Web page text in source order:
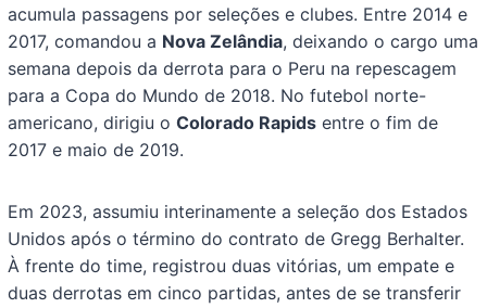
acumula passagens por seleções e clubes. Entre 2014 e
2017, comandou a Nova Zelândia, deixando o cargo uma
semana depois da derrota para o Peru na repescagem
para a Copa do Mundo de 2018. No futebol norte-
americano, dirigiu oColorado Rapids entre o fim de
2017 e maio de 2019.
Em 2023, assumiu interinamente a seleção dos Estados
Unidos após o término do contrato de Gregg Berhalter.
À frente do time, registrou duas vitórias, um empate e
duas derrotas em cinco partidas, antes de se transferir